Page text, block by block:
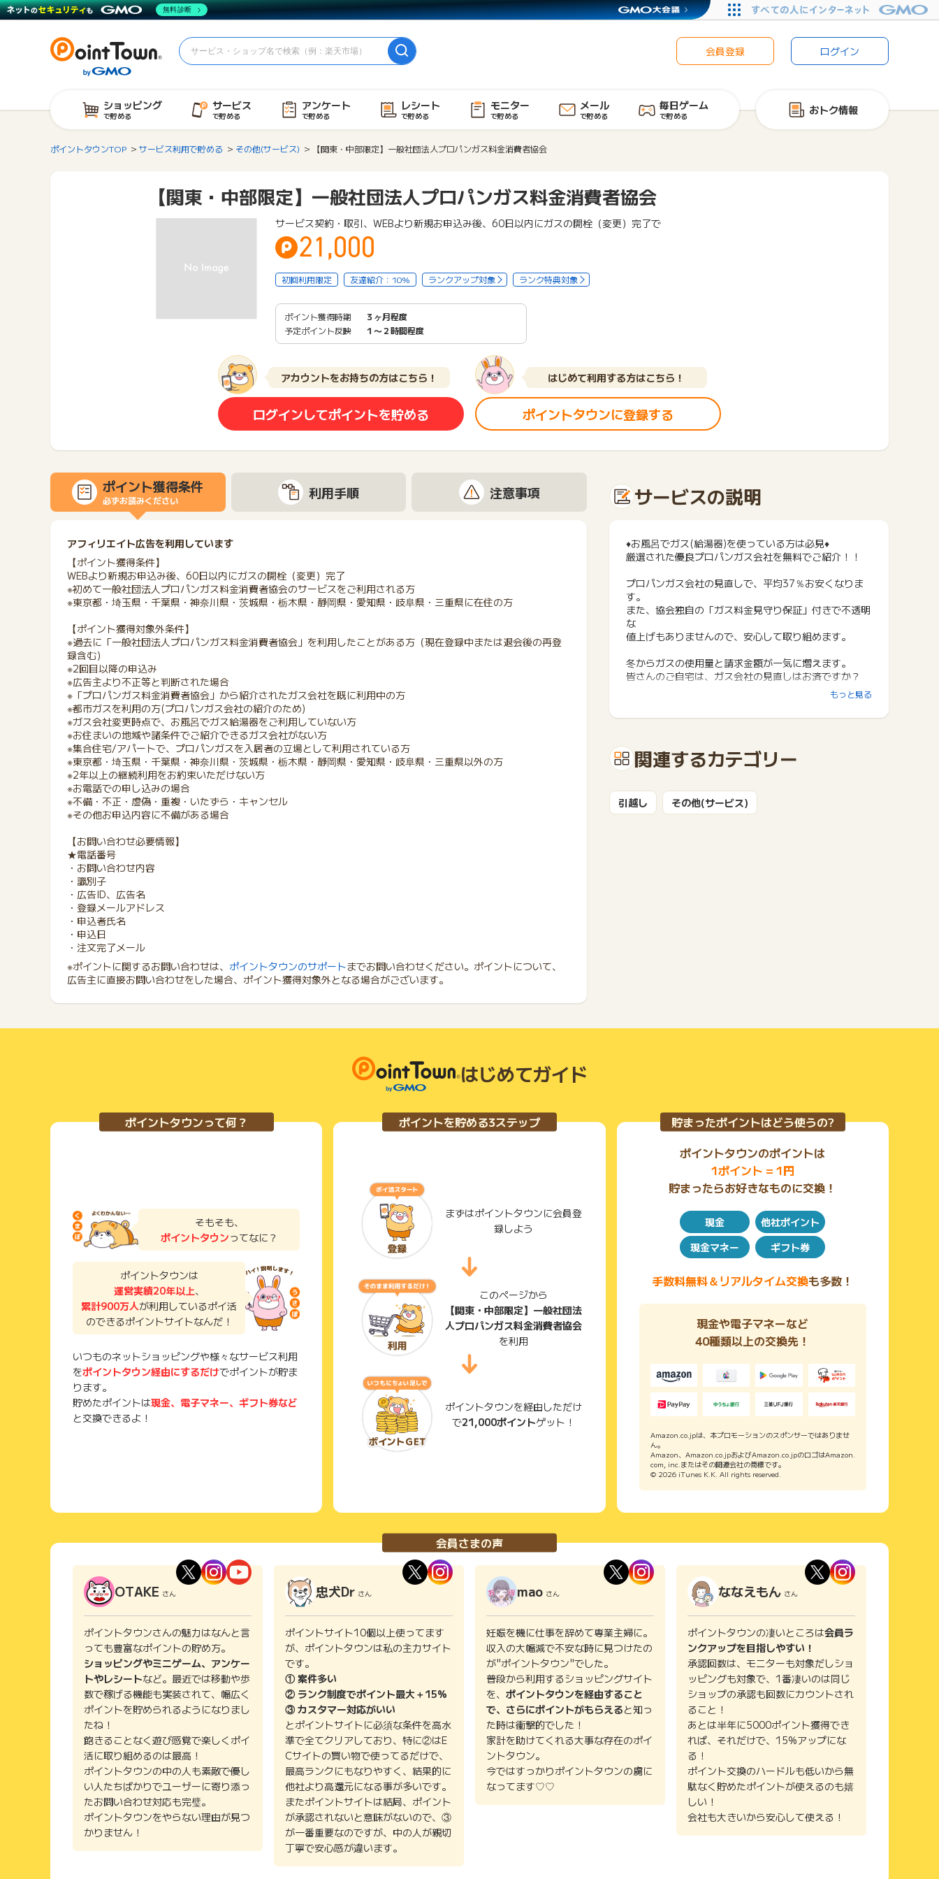
会員登録 ログイン
ショッピング
で貯める
サービス
で貯める
アンケート
で貯める
レシート
で貯める
モニター
で貯める
メール
で貯める
毎日ゲーム
で貯める おトク情報
ポイントタウンTOP サービス利用で貯める その他(サービス) 【関東・中部限定】一般社団法人プロパンガス料金消費者協会
【関東・中部限定】一般社団法人プロパンガス料金消費者協会
サービス契約・取引、WEBより新規お申込み後、60日以内にガスの開栓（変更）完了で
21,000
初回利用限定 友達紹介：10% ランクアップ対象 ランク特典対象
ポイント獲得時期
３ヶ月程度
予定ポイント反映
１〜２時間程度
アカウントをお持ちの方はこちら！
ログインしてポイントを貯める
はじめて利用する方はこちら！
ポイントタウンに登録する
ポイント獲得条件
必ずお読みください 利用手順 注意事項
アフィリエイト広告を利用しています
【ポイント獲得条件】
WEBより新規お申込み後、60日以内にガスの開栓（変更）完了
※初めて一般社団法人プロパンガス料金消費者協会のサービスをご利用される方
※東京都・埼玉県・千葉県・神奈川県・茨城県・栃木県・静岡県・愛知県・岐阜県・三重県に在住の方
【ポイント獲得対象外条件】
※過去に「一般社団法人プロパンガス料金消費者協会」を利用したことがある方（現在登録中または退会後の再登
録含む）
※2回目以降の申込み
※広告主より不正等と判断された場合
※「プロパンガス料金消費者協会」から紹介されたガス会社を既に利用中の方
※都市ガスを利用の方(プロパンガス会社の紹介のため)
※ガス会社変更時点で、お風呂でガス給湯器をご利用していない方
※お住まいの地域や諸条件でご紹介できるガス会社がない方
※集合住宅/アパートで、プロパンガスを入居者の立場として利用されている方
※東京都・埼玉県・千葉県・神奈川県・茨城県・栃木県・静岡県・愛知県・岐阜県・三重県以外の方
※2年以上の継続利用をお約束いただけない方
※お電話での申し込みの場合
※不備・不正・虚偽・重複・いたずら・キャンセル
※その他お申込内容に不備がある場合
【お問い合わせ必要情報】
★電話番号
・お問い合わせ内容
・識別子
・広告ID、広告名
・登録メールアドレス
・申込者氏名
・申込日
・注文完了メール
※ポイントに関するお問い合わせは、 ポイントタウンのサポートまでお問い合わせください。ポイントについて、
広告主に直接お問い合わせをした場合、ポイント獲得対象外となる場合がございます。
サービスの説明
♦お風呂でガス(給湯器)を使っている方は必見♦
厳選された優良プロパンガス会社を無料でご紹介！！
プロパンガス会社の見直しで、平均37％お安くなりま
す。
また、協会独自の「ガス料金見守り保証」付きで不透明
な
値上げもありませんので、安心して取り組めます。
冬からガスの使用量と請求金額が一気に増えます。
皆さんのご自宅は、ガス会社の見直しはお済ですか？
□■プロパンガス料金消費者協会が選ばれる5つの理由
■□
２ … 「ガス料金見守り保証」で不透明な値上げ無し
３ … 経験豊富な協会スタッフが親身にアドバイス
もっと見る
関連するカテゴリー
引越し その他(サービス)
はじめてガイド
ポイントタウンって何？
そもそも、
ポイントタウンってなに？
ポイントタウンは
運営実績20年以上、
累計900万人が利用しているポイ活
のできるポイントサイトなんだ！
いつものネットショッピングや様々なサービス利用
をポイントタウン経由にするだけでポイントが貯ま
ります。
貯めたポイントは現金、電子マネー、ギフト券など
と交換できるよ！
ポイントを貯める3ステップ
まずはポイントタウンに会員登
録しよう
このページから
【関東・中部限定】一般社団法
人プロパンガス料金消費者協会
を利用
ポイントタウンを経由しただけ
で21,000ポイントゲット！
貯まったポイントはどう使うの?
ポイントタウンのポイントは
1ポイント = 1円
貯まったらお好きなものに交換！
現金
他社ポイント
現金マネー
ギフト券
手数料無料＆リアルタイム交換も多数！
現金や電子マネーなど
40種類以上の交換先！
Amazon.co.jpは、本プロモーションのスポンサーではありませ
ん。
Amazon、Amazon.co.jpおよびAmazon.co.jpのロゴはAmazon.
com, inc.またはその関連会社の商標です。
© 2026 iTunes K.K. All rights reserved.
会員さまの声
OTAKE さん
ポイントタウンさんの魅力はなんと言
っても豊富なポイントの貯め方。
ショッピングやミニゲーム、アンケー
トやレシートなど。最近では移動や歩
数で稼げる機能も実装されて、幅広く
ポイントを貯められるようになりまし
たね！
飽きることなく遊び感覚で楽しくポイ
活に取り組めるのは最高！
ポイントタウンの中の人も素敵で優し
い人たちばかりでユーザーに寄り添っ
たお問い合わせ対応も完璧。
ポイントタウンをやらない理由が見つ
かりません！
忠犬Dr さん
ポイントサイト10個以上使ってます
が、ポイントタウンは私の主力サイト
です。
① 案件多い
② ランク制度でポイント最大＋15%
③ カスタマー対応がいい
とポイントサイトに必須な条件を高水
準で全てクリアしており、特に②はE
Cサイトの買い物で使ってるだけで、
最高ランクにもなりやすく、結果的に
他社より高還元になる事が多いです。
またポイントサイトは結局、ポイント
が承認されないと意味がないので、③
が一番重要なのですが、中の人が親切
丁寧で安心感が違います。
mao さん
妊娠を機に仕事を辞めて専業主婦に。
収入の大幅減で不安な時に見つけたの
が"ポイントタウン"でした。
普段から利用するショッピングサイト
を、 ポイントタウンを経由すること
で、さらにポイントがもらえると知っ
た時は衝撃的でした！
家計を助けてくれる大事な存在のポイ
ントタウン。
今ではすっかりポイントタウンの虜に
なってます♡♡
ななえもん さん
ポイントタウンの凄いところは会員ラ
ンクアップを目指しやすい！
承認回数は、モニターも対象だしショ
ッピングも対象で、1番凄いのは同じ
ショップの承認も回数にカウントされ
ること！
あとは半年に5000ポイント獲得でき
れば、それだけで、15%アップにな
る！
ポイント交換のハードルも低いから無
駄なく貯めたポイントが使えるのも嬉
しい！
会社も大きいから安心して使える！
無料診断